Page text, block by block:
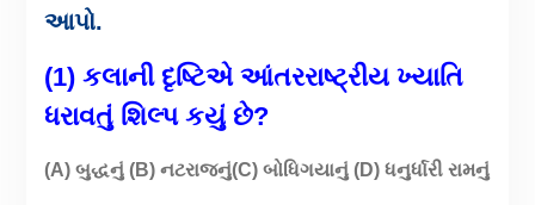
આપો.
(1) કલાની દૃષ્ટિએ આંતરરાષ્ટ્રીય ખ્યાતિ
ધરાવતું શિલ્પ કયું છે?
(A) બુદ્ધનું (B) નટરાજનું(C) બોધિગયાનું (D) ધનુર્ધારી રામનું